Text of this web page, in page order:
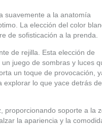
suavemente a la anatomía
La elección del color
de sofisticación a la prenda.
de rejilla. Esta elección de
juego de sombras y luces
un toque de provocación,
explorar lo que yace detrás de
proporcionando soporte a la
la apariencia y la